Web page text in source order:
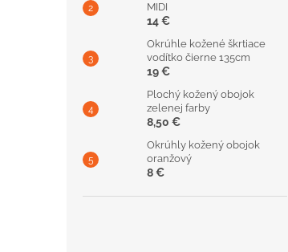
MIDI
14 €
Okrúhle kožené škrtiace
vodítko čierne 135cm
19 €
Plochý kožený obojok
zelenej farby
8,50 €
Okrúhly kožený obojok
oranžový
8 €